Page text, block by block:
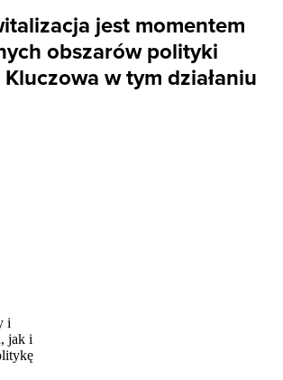
jest momentem
obszarów polityki
w tym działaniu
i
jak i